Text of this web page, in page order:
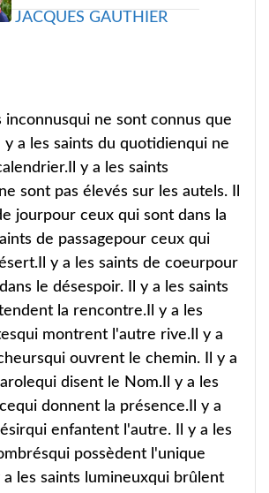
JACQUES GAUTHIER
inconnusqui ne sont connus que
y a les saints du quotidienqui ne
y a les saints
sont pas élevés sur les autels. Il
jourpour ceux qui sont dans la
de passagepour ceux qui
y a les saints de coeurpour
le désespoir. Il y a les saints
la rencontre.Il y a les
montrent l'autre rive.Il y a
ouvrent le chemin. Il y a
disent le Nom.Il y a les
donnent la présence.Il y a
enfantent l'autre. Il y a les
possèdent l'unique
a les saints lumineuxqui brûlent